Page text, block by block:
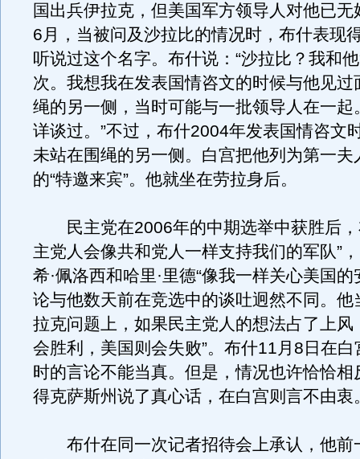
国出兵伊拉克，但美国军方领导人对他已
6月，当被问及沙拉比的情况时，布什表现
听说过这个名字。布什说：“沙拉比？我和
次。我想我在发表国情咨文的时候与他见过
绳的另一侧，当时可能与一批领导人在一起
详谈过。”不过，布什2004年发表国情咨文
未站在围绳的另一侧。白宫把他列为第一夫
的“特邀来宾”。他就坐在劳拉身后。
民主党在2006年的中期选举中获胜后，
主党人会像共和党人一样支持我们的军队”
希·佩洛西和哈里·里德“像我一样关心美国的
论与他数天前在竞选中的谈吐迥然不同。他
拉克问题上，如果民主党人的想法占了上风
会胜利，美国则会失败”。布什11月8日在
时的言论不能当真。但是，情况也许恰恰
得克萨斯州说了真心话，在白宫则言不由衷
布什在同一次记者招待会上承认，他前